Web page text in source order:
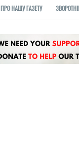
ПРО НАШУ ГАЗЕТУ